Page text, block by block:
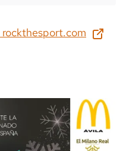
rockthesport.com